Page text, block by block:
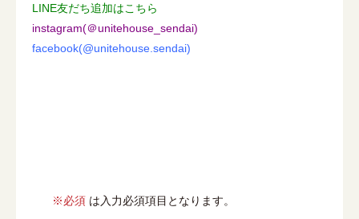
LINE友だち追加はこちら
instagram(＠unitehouse_sendai)
facebook(@unitehouse.sendai)
※必須 は入力必須項目となります。